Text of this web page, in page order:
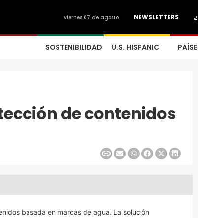
NEWSLETTERS
viernes 07 de agosto
SOSTENIBILIDAD U.S. HISPANIC
de contenidos
basada en marcas de agua. La solución